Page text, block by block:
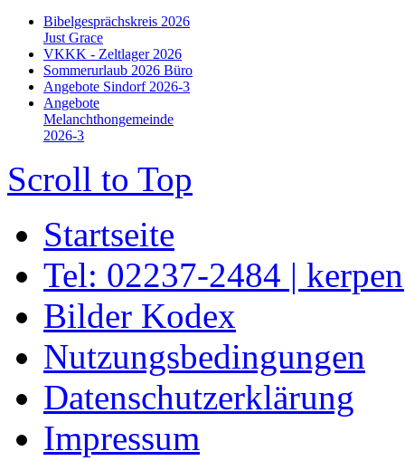
Bibelgesprächskreis 2026
Just Grace
VKKK - Zeltlager 2026
Sommerurlaub 2026 Büro
Angebote Sindorf 2026-3
Angebote
Melanchthongemeinde
2026-3
Scroll to Top
Startseite
Tel: 02237-2484 |
Bilder Kodex
Nutzungsbedingungen
Datenschutzerklärung
Impressum